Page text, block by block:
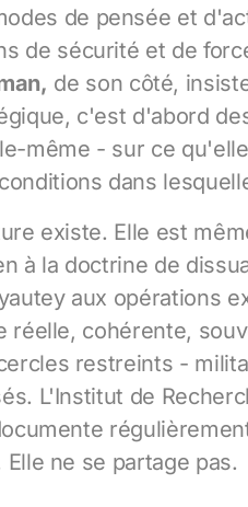
de pensée et
de sécurité et de
de son côté,
c'est d'abord
même - sur ce
dans
existe. Elle est
à la doctrine de
aux opérations
réelle, cohérente,
restreints -
L'Institut de
ne se partage pas.